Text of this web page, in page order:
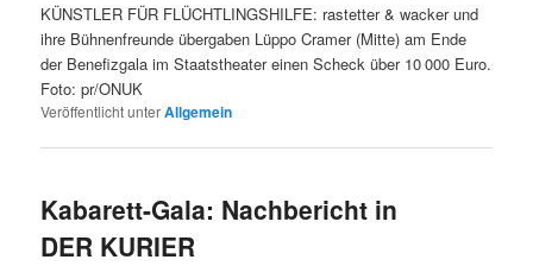
KÜNSTLER FÜR FLÜCHTLINGSHILFE: rastetter & wacker und
ihre Bühnenfreunde übergaben Lüppo Cramer (Mitte) am Ende
der Benefizgala im Staatstheater einen Scheck über 10 000 Euro.
Foto: pr/ONUK
Veröffentlicht unterAllgemein
Kabarett-Gala: Nachbericht in
DER KURIER